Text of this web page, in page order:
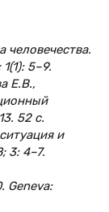
5–9.
Е.В.,
52 с.
и
3: 4–7.
Geneva: